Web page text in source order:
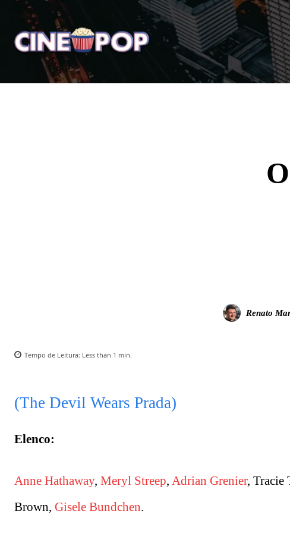
Home Notícias Críticas
Renato
Tempo de Leitura: Less than 1 min.
(The Devil Wears Prada)
Elenco:
Anne Hathaway, Meryl Streep, Adrian Grenier, Tracie
Brown, Gisele Bundchen.